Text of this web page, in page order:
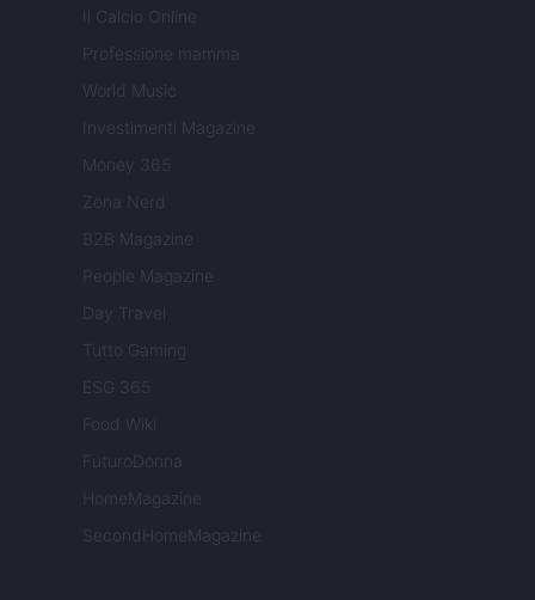
Il Calcio Online
Professione mamma
World Music
Investimenti Magazine
Money 365
Zona Nerd
B2B Magazine
People Magazine
Day Travel
Tutto Gaming
ESG 365
Food Wiki
FuturoDonna
HomeMagazine
SecondHomeMagazine